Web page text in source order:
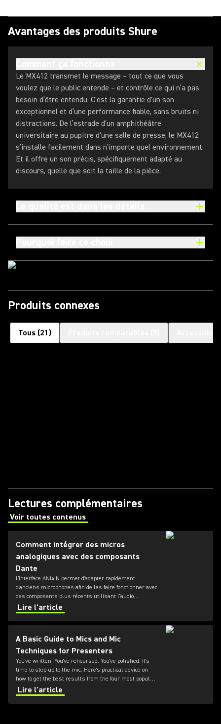
Avantages des produits Shure
Le MX412 transmet le message – tout ce que vous
voulez que le public entende – et contrôle ce qui n’a pas
besoin d’être entendu. C'est la garantie d'un son
exceptionnel et d’une performance fiable, sans bruits ni
distractions. De l’estrade d'un amphithéâtre
universitaire au pupitre d'une salle de presse, le MX412
s’installe facilement dans n’importe quel environnement.
Et il offre un son précis, spécifiquement adapté au
discours, quelle que soit la taille de la pièce.
Produits connexes
Tous (21 )
Lectures complémentaires
Voir toutes contenus
(Opens in a new tab)
Comment intégrer des micros
analogiques avec des composants
Dante
L'interface ANI4IN permet d'adapter rapidement
d'anciens microphones afin de les faire fonctionner avec
des composants plus récents utilisant l''audio
numérique Dante en réseau.
Lire l'article
A Basic Guide to Mics and Mic
Techniques for Presenters
You've written. You've rehearsed. You've polished. It's
time to step up to the mic. Here's practical advice on
how to get the best results from the four most popular
types of presentation microphones
Lire l'article